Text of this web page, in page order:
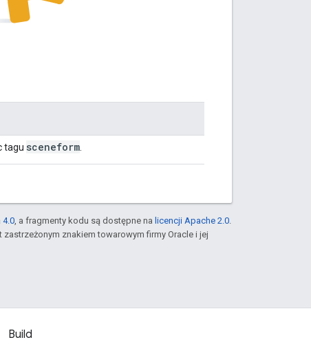
tagu sceneform
4.0 , a fragmenty kodu są dostępne na licencji Apache 2.0
zastrzeżonym znakiem towarowym firmy Oracle i jej
Build